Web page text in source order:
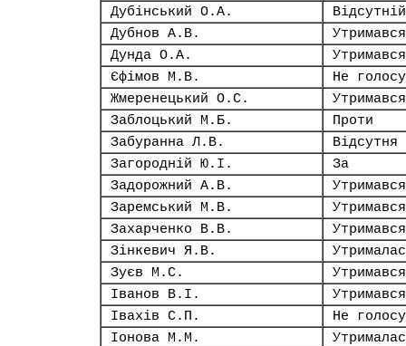
Дубінський О.А.
Відсутній
Дубнов А.В.
Утримався
Дунда О.А.
Утримався
Єфімов М.В.
Не
Жмеренецький О.С.
Утримався
Заблоцький М.Б.
Проти
Забуранна Л.В.
Відсутня
Загородній Ю.І.
За
Задорожний А.В.
Утримався
Заремський М.В.
Утримався
Захарченко В.В.
Утримався
Зінкевич Я.В.
Зуєв М.С.
Утримався
Іванов В.І.
Утримався
Івахів С.П.
Не
Іонова М.М.